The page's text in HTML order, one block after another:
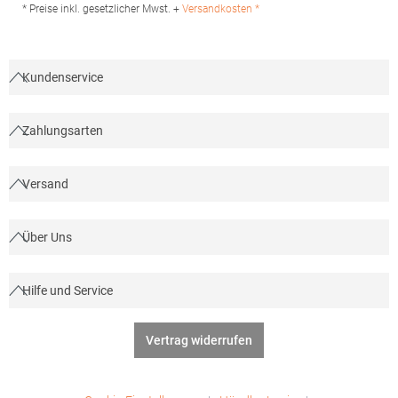
Hersteller: TB International GmbH Dr.-Robert-Murjahn-Str. 7
* Preise inkl. gesetzlicher Mwst. + Versandkosten *
Kundenservice
Zahlungsarten
Versand
Über Uns
Hilfe und Service
Vertrag widerrufen